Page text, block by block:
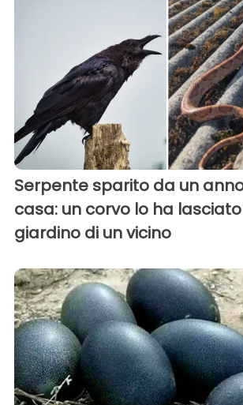
Serpente sparito da un
casa: un corvo lo ha
giardino di un vicino